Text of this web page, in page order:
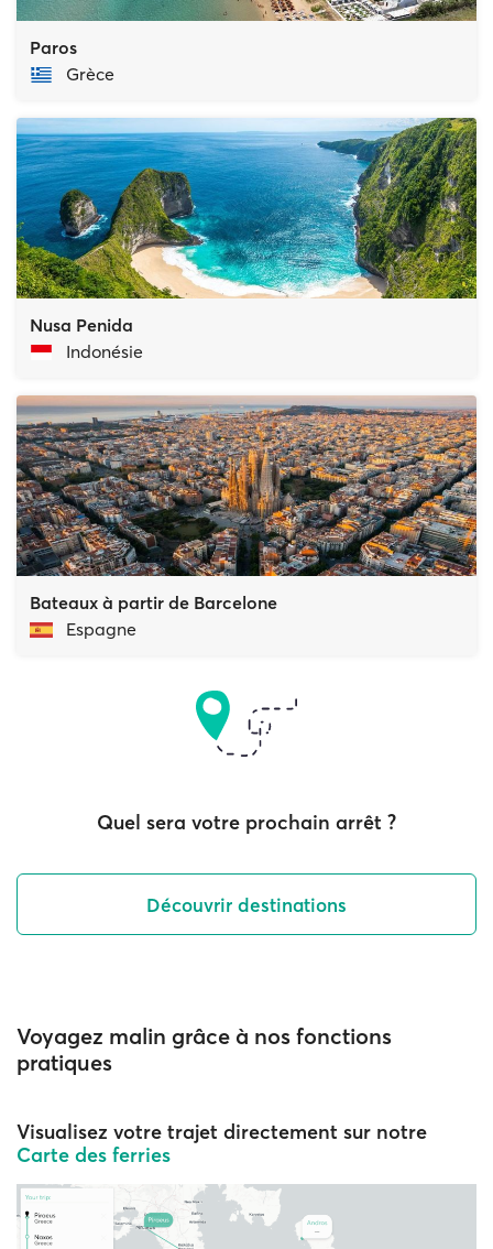
Paros
Grèce
Nusa Penida
Indonésie
Bateaux à partir de Barcelone
Espagne
Quel sera votre prochain arrêt ?
Découvrir destinations
Voyagez malin grâce à nos fonctions
pratiques
Visualisez votre trajet directement sur notre
Carte des ferries